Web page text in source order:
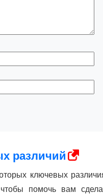
различий
ключевых
помочь вам